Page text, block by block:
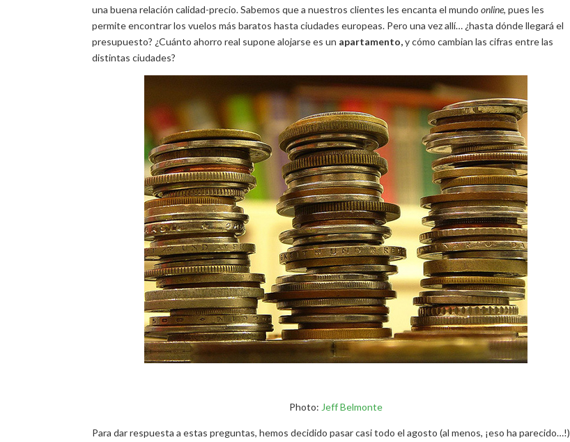
una buena relación calidad-precio. Sabemos que a nuestros clientes les encanta el mundo online, pues les
permite encontrar los vuelos más baratos hasta ciudades europeas. Pero una vez allí… ¿hasta dónde llegará el
presupuesto? ¿Cuánto ahorro real supone alojarse es un apartamento,y cómo cambian las cifras entre las
distintas ciudades?
Photo: Jeff Belmonte
Para dar respuesta a estas preguntas, hemos decidido pasar casi todo el agosto (al menos, ¡eso ha parecido…!)